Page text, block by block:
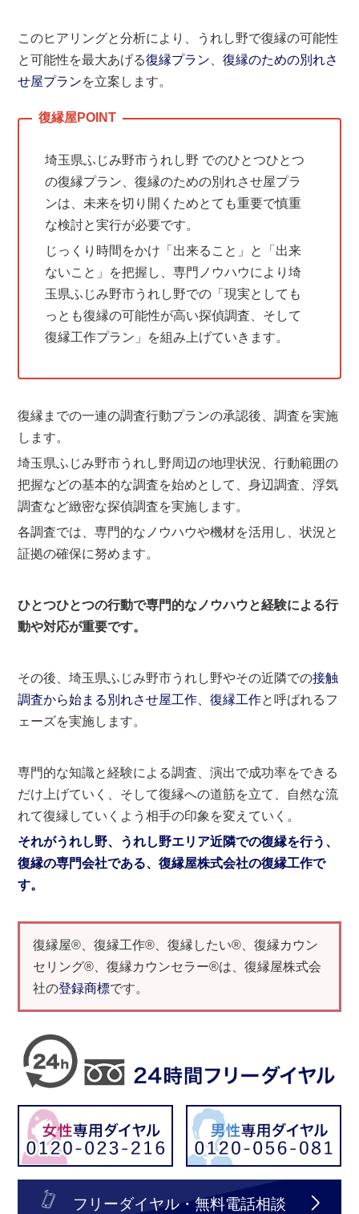
このヒアリングと分析により、うれし野で復縁の可能性
と可能性を最大あげる復縁プラン 、復縁のための別れさ
せ屋プランを立案します。
埼玉県ふじみ野市うれし野 でのひとつひとつ
の復縁プラン、復縁のための別れさせ屋プラ
ンは、未来を切り開くためとても重要で慎重
な検討と実行が必要です。
じっくり時間をかけ「出来ること」と「出来
ないこと」を把握し、専門ノウハウにより埼
玉県ふじみ野市うれし野での「現実としても
っとも復縁の可能性が高い探偵調査、そして
復縁工作プラン」を組み上げていきます。
復縁までの一連の調査行動プランの承認後、調査を実施
します。
埼玉県ふじみ野市うれし野周辺の地理状況、行動範囲の
把握などの基本的な調査を始めとして、身辺調査、浮気
調査など緻密な探偵調査を実施します。
各調査では、専門的なノウハウや機材を活用し、状況と
証拠の確保に努めます。
ひとつひとつの行動で専門的なノウハウと経験による行
動や対応が重要です。
その後、埼玉県ふじみ野市うれし野やその近隣での接触
調査から始まる別れさせ屋工作、復縁工作と呼ばれるフ
ェーズを実施します。
専門的な知識と経験による調査、演出で成功率をできる
だけ上げていく、そして復縁への道筋を立て、自然な流
れて復縁していくよう相手の印象を変えていく。
それがうれし野、うれし野エリア近隣での復縁を行う、
復縁の専門会社である、復縁屋株式会社の復縁工作で
す。
復縁屋®、復縁工作®、復縁したい®、復縁カウン
セリング®、復縁カウンセラー®は、復縁屋株式会
社の登録商標です。
フリーダイヤル・無料電話相談